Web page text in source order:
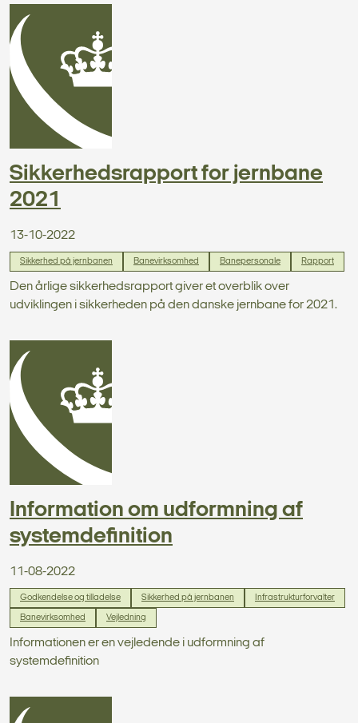
Sikkerhedsrapport for jernbane
2021
13-10-2022
Sikkerhed på jernbanen Banevirksomhed Banepersonale Rapport
Den årlige sikkerhedsrapport giver et overblik over
udviklingen i sikkerheden på den danske jernbane for 2021.
Information om udformning af
systemdefinition
11-08-2022
Godkendelse og tilladelse Sikkerhed på jernbanen Infrastrukturforvalter
Banevirksomhed Vejledning
Informationen er en vejledende i udformning af
systemdefinition